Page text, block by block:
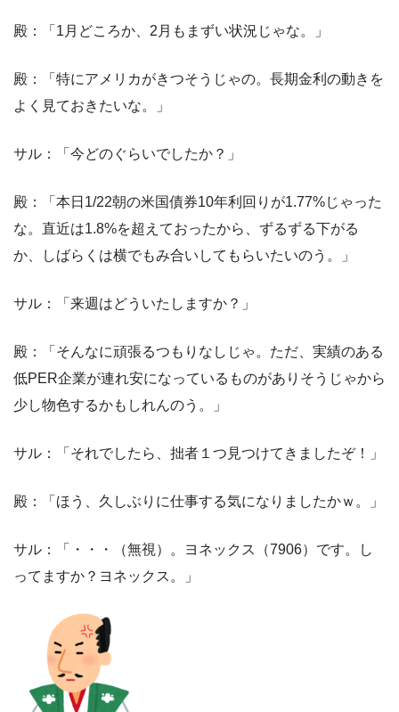
殿：「1月どころか、2月もまずい状況じゃな。」
殿：「特にアメリカがきつそうじゃの。長期金利の動きを
よく見ておきたいな。」
サル：「今どのぐらいでしたか？」
殿：「本日1/22朝の米国債券10年利回りが1.77%じゃった
な。直近は1.8%を超えておったから、ずるずる下がる
か、しばらくは横でもみ合いしてもらいたいのう。」
サル：「来週はどういたしますか？」
殿：「そんなに頑張るつもりなしじゃ。ただ、実績のある
低PER企業が連れ安になっているものがありそうじゃから
少し物色するかもしれんのう。」
サル：「それでしたら、拙者１つ見つけてきましたぞ！」
殿：「ほう、久しぶりに仕事する気になりましたかｗ。」
サル：「・・・（無視）。ヨネックス（7906）です。し
ってますか？ヨネックス。」